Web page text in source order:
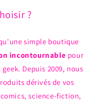
?
simple boutique
incontournable pour
Depuis 2009, nous
dérivés de vos
science-fiction,